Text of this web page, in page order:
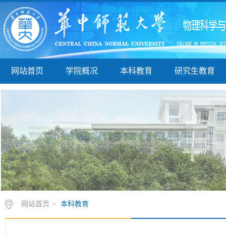
网站首页 学院概况 本科教育 研究生教育
网站首页 > 本科教育